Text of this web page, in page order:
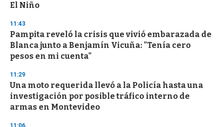
El Niño
11:43
Pampita reveló la crisis que vivió embarazada de
Blanca junto a Benjamín Vicuña: "Tenía cero
pesos en mi cuenta"
11:29
Una moto requerida llevó a la Policía hasta una
investigación por posible tráfico interno de
armas en Montevideo
11:06